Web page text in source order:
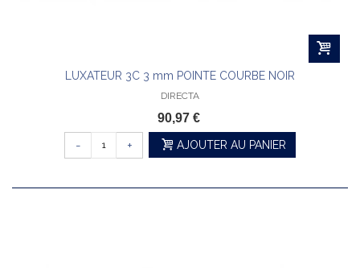
LUXATEUR 3C 3 mm POINTE COURBE NOIR
DIRECTA
90,97 €
- + AJOUTER AU PANIER